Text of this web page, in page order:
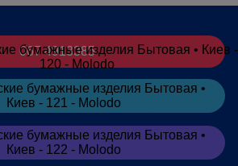
067 4913385
Заказатьв Telegram
Заказатьв Viber